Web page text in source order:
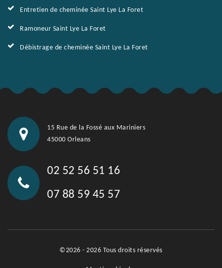
Entretien de cheminée Saint Lye La Foret
Ramoneur Saint Lye La Foret
Débistrage de cheminée Saint Lye La Foret
15 Rue de la Fossé aux Mariniers
45000 Orleans
02 52 56 51 16
07 88 59 45 57
©2026 - 2026 Tous droits réservés